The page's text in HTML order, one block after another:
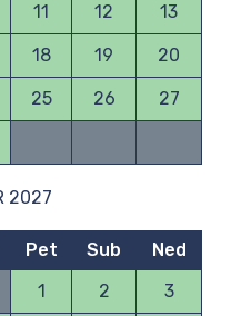
11 12 13
18 19 20
25 26 27
2027
Pet Sub
Ned
1
2 3